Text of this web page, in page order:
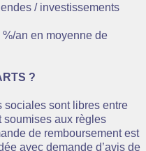
/ investissements
%/an en moyenne de
?
sociales sont libres entre
soumises aux règles
de remboursement est
avec demande d’avis de